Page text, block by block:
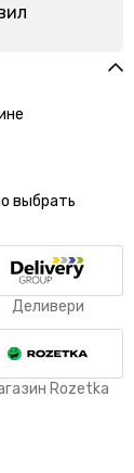
выбрать
Деливери
Rozetka